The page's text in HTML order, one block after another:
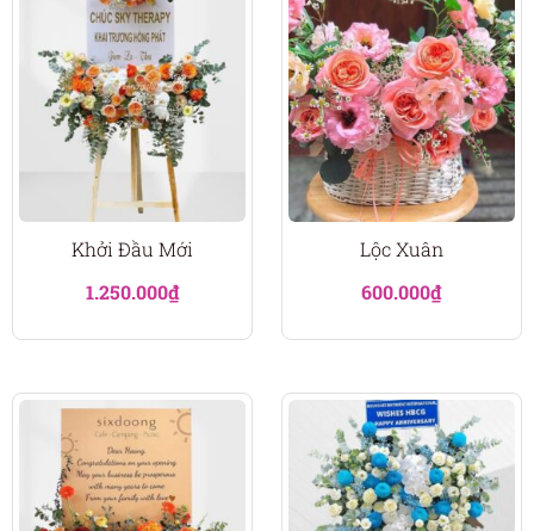
Khởi Đầu Mới
1.250.000₫
Lộc Xuân
600.000₫